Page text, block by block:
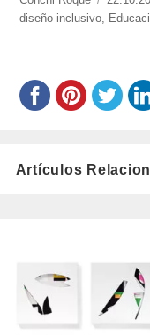
roque/
el
diseño inclusivo,
Artículos